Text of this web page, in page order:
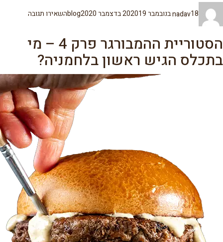
nadav
בתאריך18 בנובמבר 2020 19 בדצמבר 2020 blogהשאירו תגובההסטוריית
5
מנצ'ס
הסטוריית ההמבורגר פרק 4 – מי
בתכלס הגיש ראשון בלחמניה?